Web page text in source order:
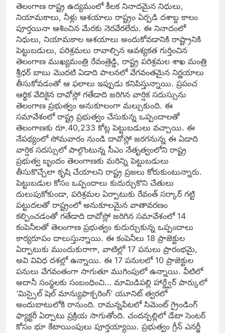
తెలంగాణ రాష్ట్ర ఉద్యమంలో కీలక నినాదమైన నిధులు,
నియామకాలు, నీళ్లు ఆశయాలు రాష్ట్రం ఏర్పడి దశాబ్ద కాలం
పూర్తయినా ఆశించిన మేరకు నెరవేరలేదు. ఈ నినాదంలో
నిధులు, నియామకాల ఆశయాలు అందుకోవడానికి రాష్ట్రానికి
పెట్టుబడులు, పరిశ్రమలు రావాల్సిన ఆవశ్యకత గుర్తించిన
తెలంగాణ ముఖ్యమంత్రి రేవంత్రెడ్డి, రాష్ట్ర పరిశ్రమల శాఖ మంత్రి
శ్రీధర్ బాబు మొదటి ఏడాది పాలనలో వేగవంతమైన నిర్ణయాలు
తీసుకోవడంతో ఆ ఫలాలు ఇప్పుడు కనిపిస్తున్నాయి. ప్రపంచ
ఆర్థిక వేదికైన దావోస్లో గతేడాది జరిగిన వార్షిక సదుస్సును
తెలంగాణ ప్రభుత్వం అనుకూలంగా మల్చుకుంది. ఈ
సమావేశంలో రాష్ట్ర ప్రభుత్వం చేసుకున్న ఒప్పందాలతో
తెలంగాణకు రూ.40,233 కోట్ల పెట్టుబడులు వచ్చాయి. ఈ
నేపథ్యంలో సోమవారం నుండి దావోస్లో జరగనున్న ఈ ఏడాది
వార్షిక సదస్సులో పాల్గొంటున్న సీఎం నేతృత్వంలోని రాష్ట్ర
ప్రభుత్వ బృందం తెలంగాణకు మరిన్ని పెట్టుబడులు
తీసుకొచ్చేలా కృషి చేయాలని రాష్ట్ర ప్రజలు కోరుకుంటున్నారు.
పెట్టుబడుల కోసం ఒప్పందాలు కుదుర్చుకొని చేతులు
దులుపుకోకుండా, పరిశ్రమల ఏర్పాటుకు రేవంత్ సర్కార్ గట్టి
పట్టుదలతో రాష్ట్రంలో అనుకూలమైన వాతావరణం
కల్పించడంతో గతేడాది దావోస్లో జరిగిన సమావేశంలో 14
కంపెనీలతో తెలంగాణ ప్రభుత్వం కుదుర్చుకున్న ఒప్పందాలు
కార్యరూపం దాలుస్తున్నాయి. ఈ కంపెనీలు 18 ప్రాజెక్టుల
ఏర్పాటుకు ముందుకురాగా, వాటిల్లో 17 పనులు ప్రారంభమై,
అవి వివిధ దశల్లో ఉన్నాయి. ఈ 17 పనులలో 10 ప్రాజెక్టుల
పనులు వేగవంతంగా సాగుతూ ముగింపులో ఉన్నాయి. వీటిలో
అదానీ సంస్థలకు సంబంధించి… మామిడిపల్లి హార్డ్వేర్ పార్కులో
‘మిస్సైల్ షెల్ మాన్యుఫాక్చరింగ్’ యూనిట్ త్వరలో
అందుబాటులోకి రానుంది. రామన్నపేటలో సిమెంట్ గ్రైండింగ్
ఫ్యాక్టరీ ఏర్పాటు ప్రక్రియ సాగుతోంది. చందన్పల్లిలో డేటా సెంటర్
కోసం భూ కేటాయింపులు పూర్తయ్యాయి. ప్రభుత్వం గ్రీన్ ఎనర్జీ